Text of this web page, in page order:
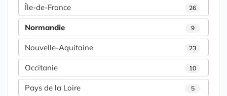
Île-de-France 26
Normandie 9
Nouvelle-Aquitaine 23
Occitanie 10
Pays de la Loire 5